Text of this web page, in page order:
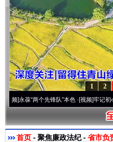
2
1
葆“两个先锋队”本色·[视频]牢记初心使命
首页 - 聚焦廉政法纪 - 省市负